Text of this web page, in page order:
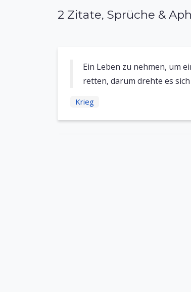
2 Zitate, Sprüche &
Ein Leben zu nehmen, um
retten, darum drehte es
Krieg